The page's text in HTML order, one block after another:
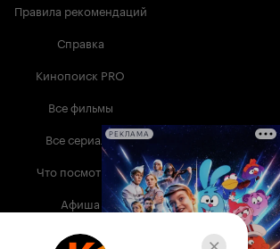
Правила рекомендаций
Справка
Кинопоиск PRO
Все фильмы
Все сериалы
Что посмотреть
Афиша
Музыка
РЕКЛАМА